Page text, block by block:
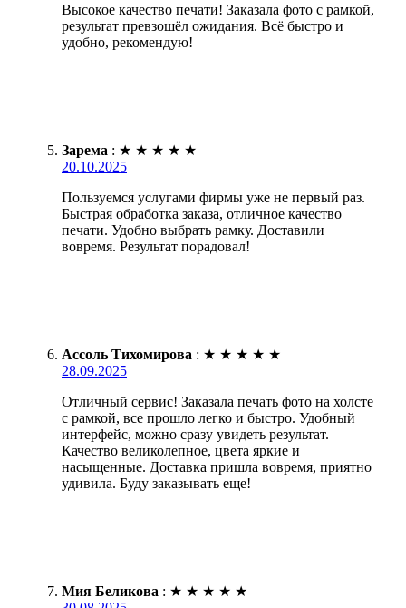
Высокое качество печати! Заказала фото с рамкой,
результат превзошёл ожидания. Всё быстро и
удобно, рекомендую!
Зарема : ★ ★ ★ ★ ★
20.10.2025
Пользуемся услугами фирмы уже не первый раз.
Быстрая обработка заказа, отличное качество
печати. Удобно выбрать рамку. Доставили
вовремя. Результат порадовал!
Ассоль Тихомирова : ★ ★ ★ ★ ★
28.09.2025
Отличный сервис! Заказала печать фото на холсте
с рамкой, все прошло легко и быстро. Удобный
интерфейс, можно сразу увидеть результат.
Качество великолепное, цвета яркие и
насыщенные. Доставка пришла вовремя, приятно
удивила. Буду заказывать еще!
Мия Беликова : ★ ★ ★ ★ ★